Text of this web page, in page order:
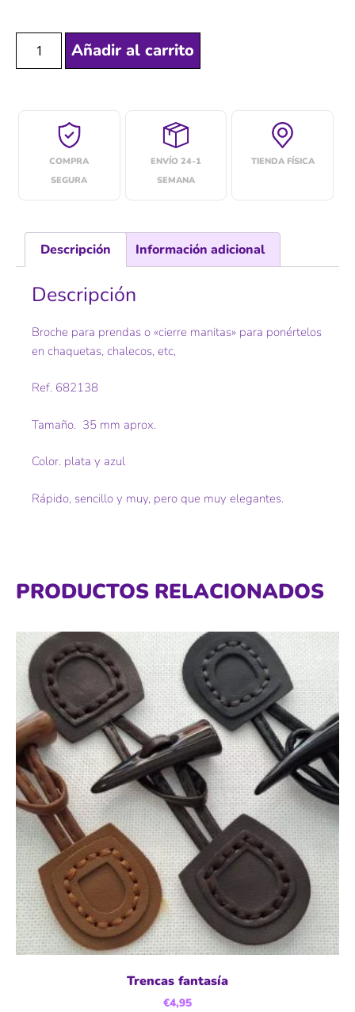
Añadir al carrito
COMPRA
SEGURA
ENVÍO 24-1
SEMANA
TIENDA FÍSICA
Descripción Información adicional
Descripción
Broche para prendas o «cierre manitas» para ponértelos
en chaquetas, chalecos, etc,
Ref. 682138
Tamaño. 35 mm aprox.
Color. plata y azul
Rápido, sencillo y muy, pero que muy elegantes.
PRODUCTOS RELACIONADOS
Trencas fantasía
€4,95